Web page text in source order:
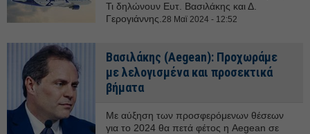
Τι δηλώνουν Ευτ. Βασιλάκης και Δ.
Γερογιάννης. 28 Μαϊ 2024 - 12:52
Βασιλάκης (Aegean): Προχωράμε
με λελογισμένα και προσεκτικά
βήματα
Με αύξηση των προσφερόμενων θέσεων
για το 2024 θα πετά φέτος η Aegean σε